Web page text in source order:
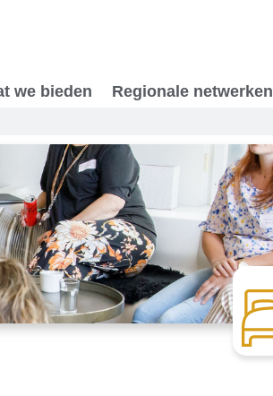
we bieden Regionale netwerken